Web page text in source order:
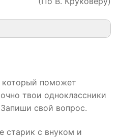
который поможет
твои одноклассники
свой вопрос.
старик с внуком и